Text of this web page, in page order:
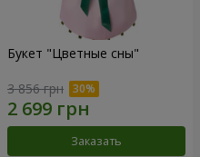
Букет "Цветные сны"
3 856 грн
Заказать